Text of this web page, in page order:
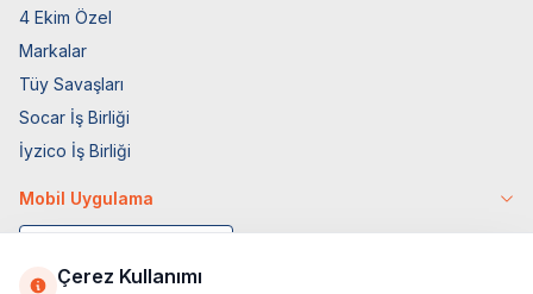
4 Ekim Özel
Markalar
Tüy Savaşları
Socar İş Birliği
İyzico İş Birliği
Mobil Uygulama
Çerez Kullanımı